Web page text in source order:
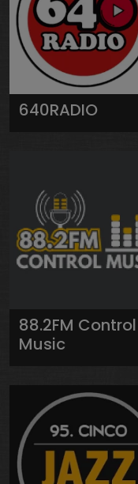
640RADIO
88.2FM Control
Music